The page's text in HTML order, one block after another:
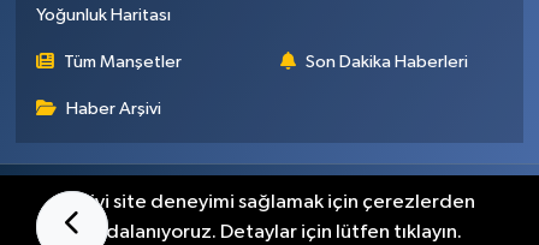
Yoğunluk Haritası
Tüm Manşetler Son Dakika Haberleri
Haber Arşivi
Künye İletişim Gizlilik Sözleşmesi
En iyi site deneyimi sağlamak için çerezlerden
faydalanıyoruz. Detaylar için lütfen tıklayın.